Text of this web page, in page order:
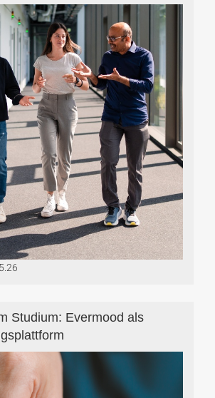
Studium: Evermood als